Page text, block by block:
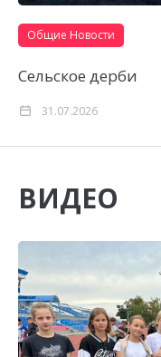
Общие Новости
Сельское дерби
31.07.2026
ВИДЕО
Интервью перед